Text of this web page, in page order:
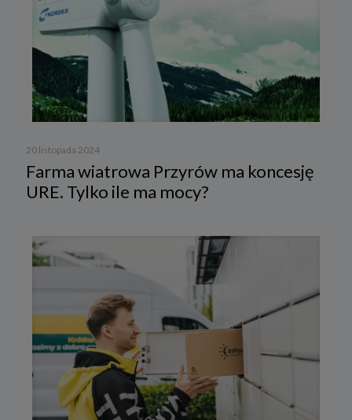
20 listopada 2024
Farma wiatrowa Przyrów ma koncesję
URE. Tylko ile ma mocy?